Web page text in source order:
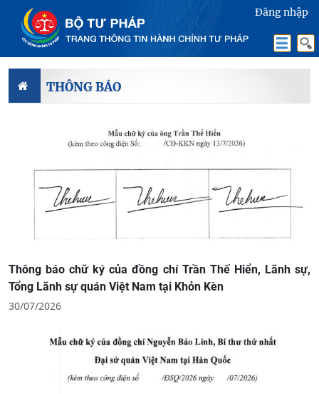
Đăng nhập
THÔNG BÁO
Thông báo chữ ký của đồng chí Trần Thế Hiển, Lãnh sự,
Tổng Lãnh sự quán Việt Nam tại Khỏn Kèn
30/07/2026